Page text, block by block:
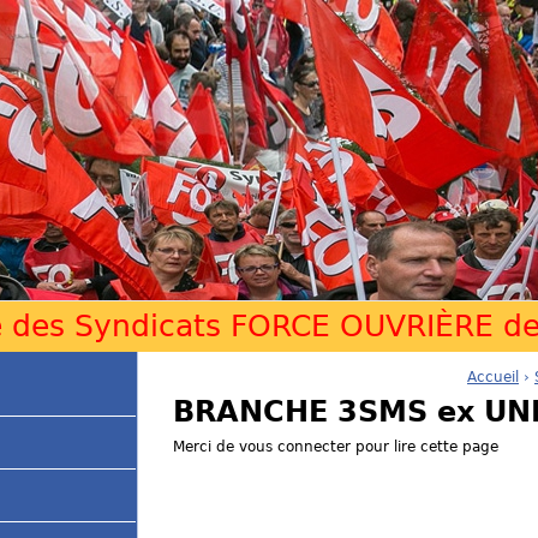
Jump to navigation
Syndicats FORCE OUVRIÈRE
V
o
Accueil ›
BRANCHE 3SMS ex
Merci de vous connecter pour lire cette page